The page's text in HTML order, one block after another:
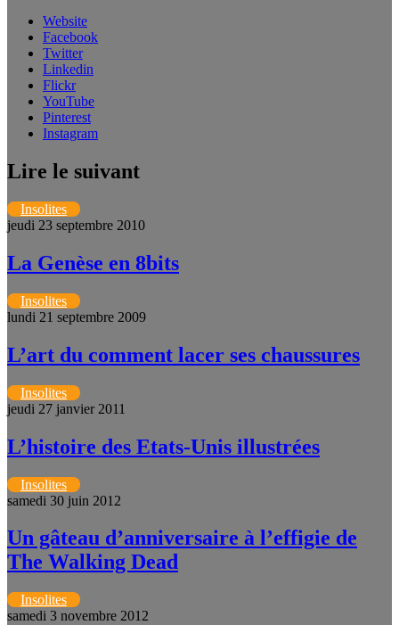
Website
Facebook
Twitter
Linkedin
Flickr
YouTube
Pinterest
Instagram
Lire le suivant
Insolites
jeudi 23 septembre 2010
La Genèse en 8bits
Insolites
lundi 21 septembre 2009
L’art du comment lacer ses chaussures
Insolites
jeudi 27 janvier 2011
L’histoire des Etats-Unis illustrées
Insolites
samedi 30 juin 2012
Un gâteau d’anniversaire à l’effigie de
The Walking Dead
Insolites
samedi 3 novembre 2012